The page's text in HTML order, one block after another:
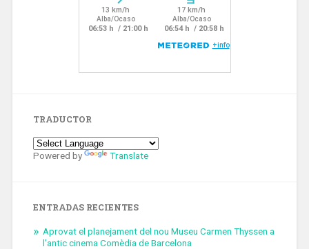
TRADUCTOR
Powered by Translate
ENTRADAS RECIENTES
Aprovat el planejament del nou Museu Carmen Thyssen a
l’antic cinema Comèdia de Barcelona